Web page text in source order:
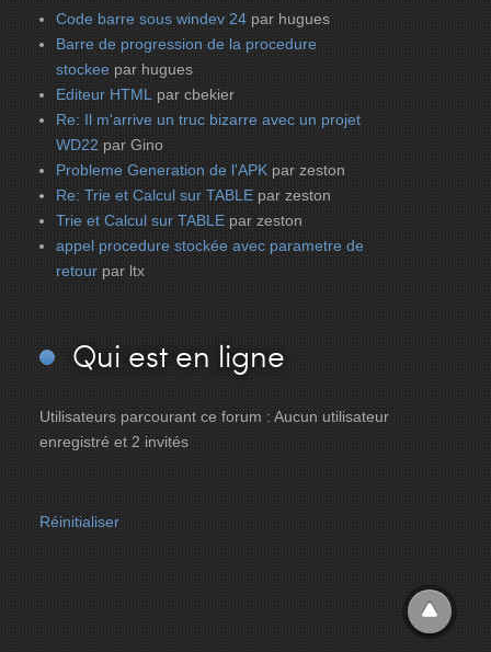
Code barre sous windev 24 par hugues
Barre de progression de la procedure
stockee par hugues
Editeur HTML par cbekier
Re: Il m'arrive un truc bizarre avec un projet
WD22 par Gino
Probleme Generation de l'APK par zeston
Re: Trie et Calcul sur TABLE par zeston
Trie et Calcul sur TABLE par zeston
appel procedure stockée avec parametre de
retour par ltx
Qui est en ligne
Utilisateurs parcourant ce forum : Aucun utilisateur
enregistré et 2 invités
Réinitialiser